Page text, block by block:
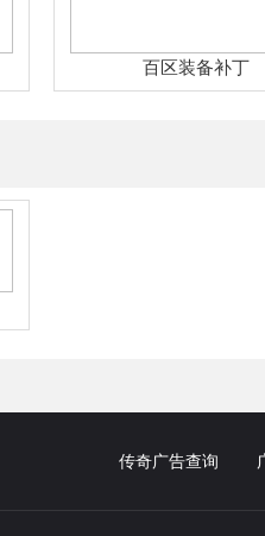
百区装备补丁
传奇广告查询